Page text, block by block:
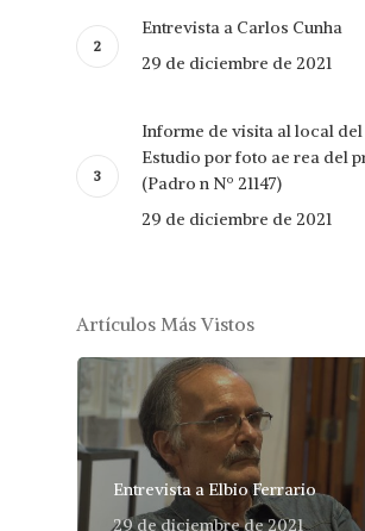
Entrevista a Carlos Cunha
29 de diciembre de 2021
Informe de visita al local del
Estudio por foto ae rea del
(Padro n Nº 21147)
29 de diciembre de 2021
Artículos Más Vistos
Entrevista a Elbio Ferrario
29 de diciembre de 2021